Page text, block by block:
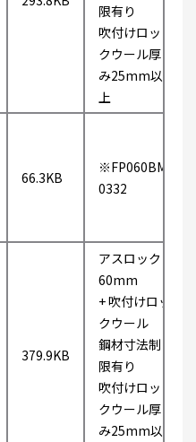
限有り
吹付けロッ
クウール厚
み25mm以
上
66.3KB
※FP060BM-
0332
379.9KB
アスロック
60mm
+ 吹付けロッ
クウール
鋼材寸法制
限有り
吹付けロッ
クウール厚
み25mm以